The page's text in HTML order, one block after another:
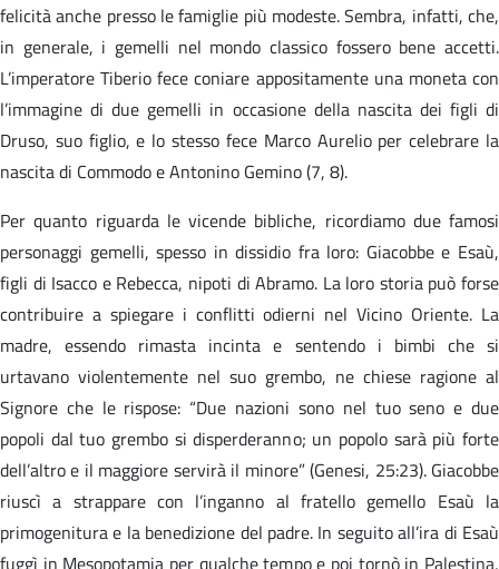
felicità anche presso le famiglie più modeste. Sembra, infatti, che,
in generale, i gemelli nel mondo classico fossero bene accetti.
L’imperatore Tiberio fece coniare appositamente una moneta con
l’immagine di due gemelli in occasione della nascita dei figli di
Druso, suo figlio, e lo stesso fece Marco Aurelio per celebrare la
nascita di Commodo e Antonino Gemino (7, 8).
Per quanto riguarda le vicende bibliche, ricordiamo due famosi
personaggi gemelli, spesso in dissidio fra loro: Giacobbe e Esaù,
figli di Isacco e Rebecca, nipoti di Abramo. La loro storia può forse
contribuire a spiegare i conflitti odierni nel Vicino Oriente. La
madre, essendo rimasta incinta e sentendo i bimbi che si
urtavano violentemente nel suo grembo, ne chiese ragione al
Signore che le rispose: “Due nazioni sono nel tuo seno e due
popoli dal tuo grembo si disperderanno; un popolo sarà più forte
dell’altro e il maggiore servirà il minore” (Genesi, 25:23). Giacobbe
riuscì a strappare con l’inganno al fratello gemello Esaù la
primogenitura e la benedizione del padre. In seguito all’ira di Esaù
fuggì in Mesopotamia per qualche tempo e poi tornò in Palestina,